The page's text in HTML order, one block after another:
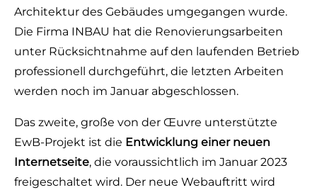
Architektur des Gebäudes umgegangen wurde.
Die Firma INBAU hat die Renovierungsarbeiten
unter Rücksichtnahme auf den laufenden Betrieb
professionell durchgeführt, die letzten Arbeiten
werden noch im Januar abgeschlossen.
Das zweite, große von der Œuvre unterstützte
EwB-Projekt ist die Entwicklung einer neuen
Internetseite, die voraussichtlich im Januar 2023
freigeschaltet wird. Der neue Webauftritt wird